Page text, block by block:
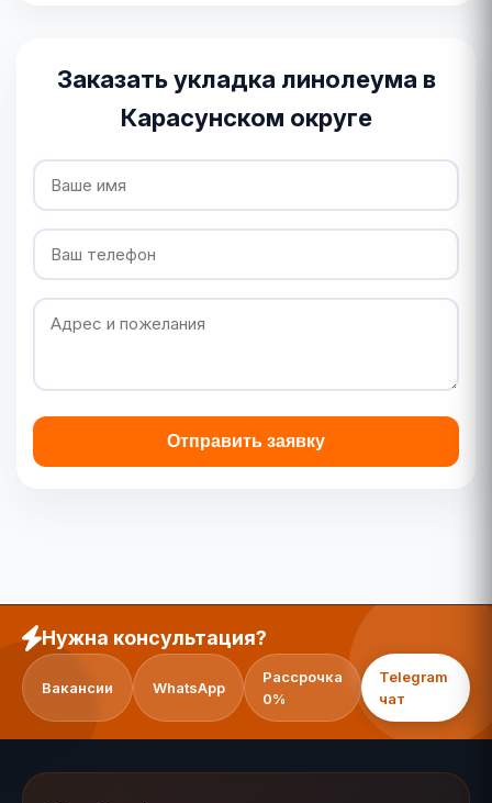
Заказать укладка линолеума в
Карасунском округе
Отправить заявку
Нужна консультация?
Вакансии WhatsApp
Рассрочка
0%
Telegram
чат